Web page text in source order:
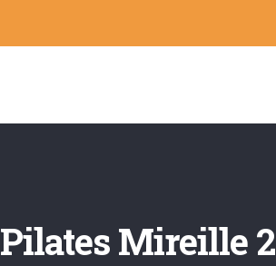
Pilates Mireille 2